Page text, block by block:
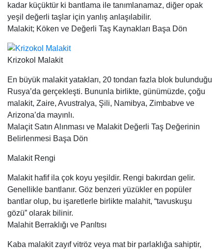
kadar küçüktür ki bantlama ile tanımlanamaz, diğer opak
yeşil değerli taşlar için yanlış anlaşılabilir.
Malakit; Köken ve Değerli Taş Kaynakları Başa Dön
Krizokol Malakit
En büyük malakit yatakları, 20 tondan fazla blok bulunduğu
Rusya’da gerçekleşti. Bununla birlikte, günümüzde, çoğu
malakit, Zaire, Avustralya, Şili, Namibya, Zimbabve ve
Arizona’da mayınlı.
Malaçit Satın Alınması ve Malakit Değerli Taş Değerinin
Belirlenmesi Başa Dön
Malakit Rengi
Malakit hafif ila çok koyu yeşildir. Rengi bakırdan gelir.
Genellikle bantlanır. Göz benzeri yüzükler en popüler
bantlar olup, bu işaretlerle birlikte malahit, “tavuskuşu
gözü” olarak bilinir.
Malahit Berraklığı ve Parıltısı
Kaba malakit zayıf vitröz veya mat bir parlaklığa sahiptir,